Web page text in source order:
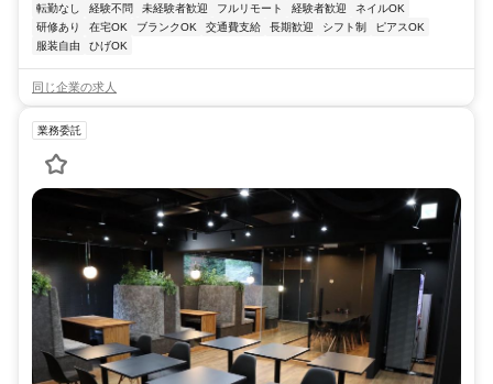
転勤なし
経験不問 未経験者歓迎 フルリモート 経験者歓迎
ネイルOK
研修あり
在宅OK ブランクOK 交通費支給 長期歓迎 シフト制
ピアスOK
服装自由
ひげOK
同じ企業の求人
業務委託